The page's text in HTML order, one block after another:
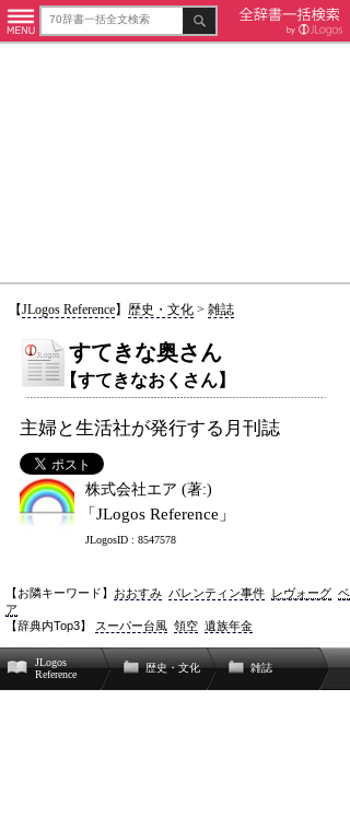
【JLogos Reference】 歴史・文化> 雑誌
すてきな奥さん
【すてきなおくさん】
主婦と生活社が発行する月刊誌
株式会社エア (著:)
「JLogos Reference」
JLogosID : 8547578
【お隣キーワード】 おおすみ バレンティン事件 レヴォーグ ベ
ア
【辞典内Top3】 スーパー台風 領空 遺族年金
JLogos
Reference
歴史・文化 雑誌